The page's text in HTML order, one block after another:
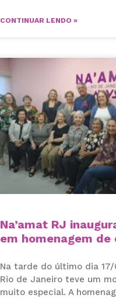
CONTINUAR LENDO »
Na’amat RJ
em homenagem de
Na tarde do último dia 17/
Rio de Janeiro teve um
muito especial. A